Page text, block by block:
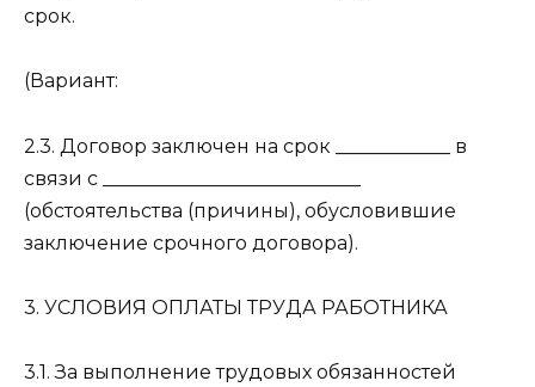
срок.
(Вариант:
2.3. Договор заключен на срок ____________ в
связи с ___________________________
(обстоятельства (причины), обусловившие
заключение срочного договора).
3. УСЛОВИЯ ОПЛАТЫ ТРУДА РАБОТНИКА
3.1. За выполнение трудовых обязанностей